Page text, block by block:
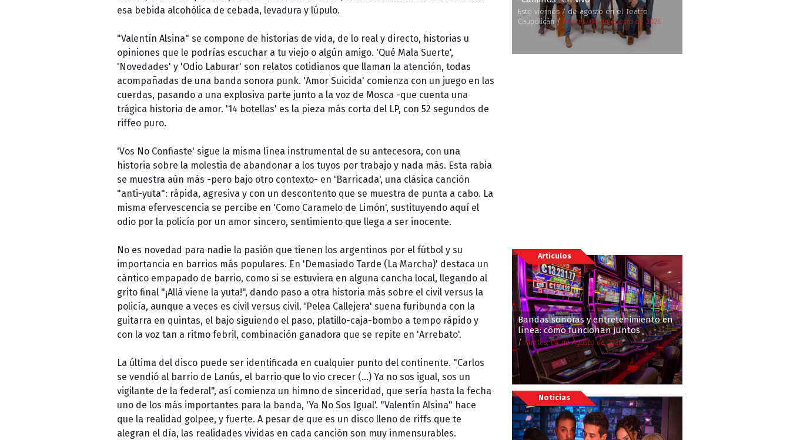
esa bebida alcohólica de cebada, levadura y lúpulo.
"Valentín Alsina" se compone de historias de vida, de lo real y directo, historias u
opiniones que le podrías escuchar a tu viejo o algún amigo. 'Qué Mala Suerte',
'Novedades' y 'Odio Laburar' son relatos cotidianos que llaman la atención, todas
acompañadas de una banda sonora punk. 'Amor Suicida' comienza con un juego en las
cuerdas, pasando a una explosiva parte junto a la voz de Mosca -que cuenta una
trágica historia de amor. '14 botellas' es la pieza más corta del LP, con 52 segundos de
riffeo puro.
'Vos No Confiaste' sigue la misma línea instrumental de su antecesora, con una
historia sobre la molestia de abandonar a los tuyos por trabajo y nada más. Esta rabia
se muestra aún más -pero bajo otro contexto- en 'Barricada', una clásica canción
"anti-yuta": rápida, agresiva y con un descontento que se muestra de punta a cabo. La
misma efervescencia se percibe en 'Como Caramelo de Limón', sustituyendo aquí el
odio por la policía por un amor sincero, sentimiento que llega a ser inocente.
No es novedad para nadie la pasión que tienen los argentinos por el fútbol y su
importancia en barrios más populares. En 'Demasiado Tarde (La Marcha)' destaca un
cántico empapado de barrio, como si se estuviera en alguna cancha local, llegando al
grito final "¡Allá viene la yuta!", dando paso a otra historia más sobre el civil versus la
policía, aunque a veces es civil versus civil. 'Pelea Callejera' suena furibunda con la
guitarra en quintas, el bajo siguiendo el paso, platillo-caja-bombo a tempo rápido y
con la voz tan a ritmo febril, combinación ganadora que se repite en 'Arrebato'.
La última del disco puede ser identificada en cualquier punto del continente. "Carlos
se vendió al barrio de Lanús, el barrio que lo vio crecer (…) Ya no sos igual, sos un
vigilante de la federal", así comienza un himno de sinceridad, que sería hasta la fecha
uno de los más importantes para la banda, 'Ya No Sos Igual'. "Valentín Alsina" hace
que la realidad golpee, y fuerte. A pesar de que es un disco lleno de riffs que te
alegran el día, las realidades vividas en cada canción son muy inmensurables.
Este viernes 7 de agosto en el Teatro
Caupolicán /Martes, 04 de Agosto de 2026
Articulos
Bandas sonoras y entretenimiento en
línea: cómo funcionan juntos
/Martes, 04 de Agosto de 2026
Noticias